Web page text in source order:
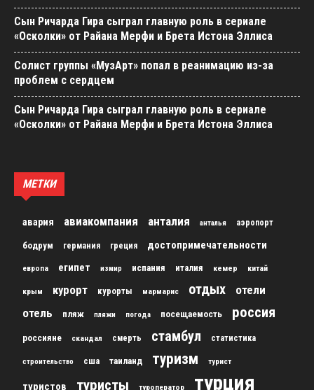
Сын Ричарда Гира сыграл главную роль в сериале
«Осколки» от Райана Мерфи и Брета Истона Эллиса
Солист группы «МузАрт» попал в реанимацию из-за
проблем с сердцем
Сын Ричарда Гира сыграл главную роль в сериале
«Осколки» от Райана Мерфи и Брета Истона Эллиса
МЕТКИ
авария авиакомпания анталия анталья аэропорт
бодрум германия греция достопримечательности
европа египет измир испания италия кемер китай
крым курорт курорты мармарис отдых
отели
отель
пляж пляжи погода посещаемость россия
россияне скандал смерть стамбул статистика
строительство сша таиланд туризм турист
туристов туристы туроператор турция